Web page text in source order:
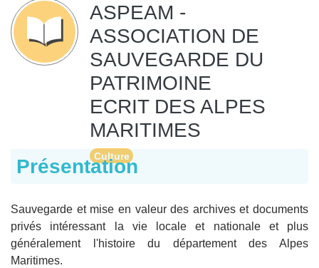
ASPEAM -
ASSOCIATION DE
SAUVEGARDE DU
PATRIMOINE
ECRIT DES ALPES
MARITIMES
Culture
Présentation
Sauvegarde et mise en valeur des archives et documents
privés intéressant la vie locale et nationale et plus
généralement l'histoire du département des Alpes
Maritimes.